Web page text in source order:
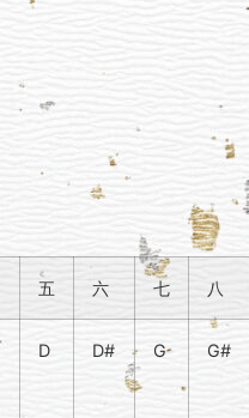
五 六 七 八
D D# G G#